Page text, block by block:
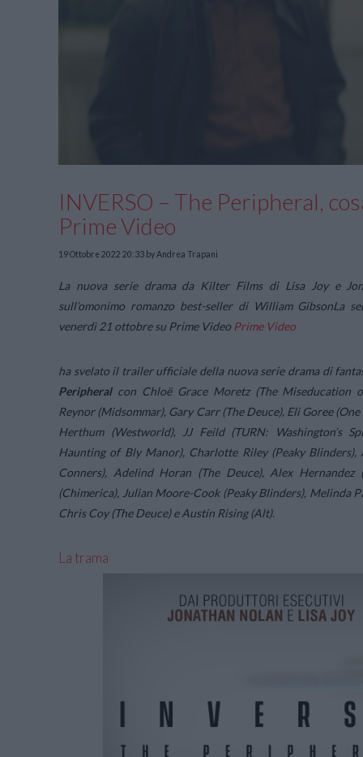
INVERSO – The Peripheral,
Prime Video
19 Ottobre 2022 20:33 by Andrea Trapani
La nuova serie drama da Kilter Films di Lisa Joy e
sull’omonimo romanzo best-seller di William GibsonLa
venerdì 21 ottobre su Prime Video Prime Video
ha svelato il trailer ufficiale della nuova serie drama di
Peripheralcon Chloë Grace Moretz (The Miseducation
Reynor (Midsommar), Gary Carr (The Deuce), Eli Goree
Herthum (Westworld), JJ Feild (TURN: Washington’s
Haunting of Bly Manor), Charlotte Riley (Peaky Blinders),
Conners), Adelind Horan (The Deuce), Alex Hernandez
(Chimerica), Julian Moore-Cook (Peaky Blinders), Melinda
Chris Coy (The Deuce) e Austin Rising (Alt).
La trama